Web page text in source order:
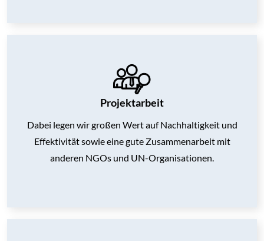
Projektarbeit
Dabei legen wir großen Wert auf Nachhaltigkeit und
Effektivität sowieeine gute Zusammenarbeit mit
anderen NGOs und UN-Organisationen.